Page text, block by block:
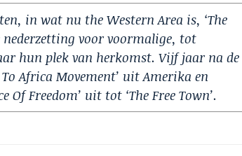
in wat nu the Western Area is, ‘The
nederzetting voor voormalige, tot
hun plek van herkomst. Vijf jaar na de
Africa Movement’ uit Amerika en
Freedom’ uit tot ‘The Free Town’.